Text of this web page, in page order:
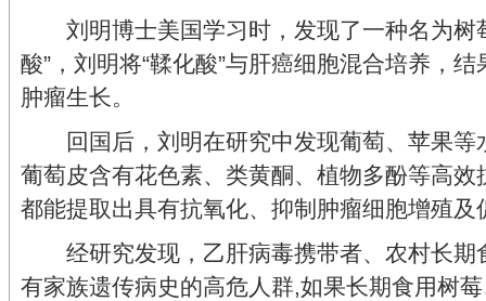
刘明博士美国学习时，发现了一种名为树
酸”，刘明将“鞣化酸”与肝癌细胞混合培养，
肿瘤生长。
回国后，刘明在研究中发现葡萄、苹果等
葡萄皮含有花色素、类黄酮、植物多酚等高
都能提取出具有抗氧化、抑制肿瘤细胞增殖
经研究发现，乙肝病毒携带者、农村长期
有家族遗传病史的高危人群,如果长期食用树